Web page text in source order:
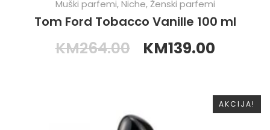
Muški parfemi,Niche,Ženski parfemi
Tom Ford Tobacco Vanille 100 ml
KM264.00 KM139.00
AKCIJA!